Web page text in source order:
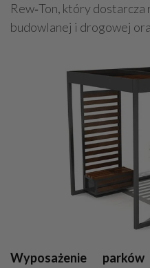
Rew‑Ton, który
budowlanej i drogowej
Wyposażenie